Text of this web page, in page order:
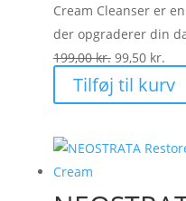
Cream Cleanser er
der opgraderer din
199,00kr. Den
oprindelige
pris
199,00 kr..
99,50 kr.Den
Tilføj til kurv